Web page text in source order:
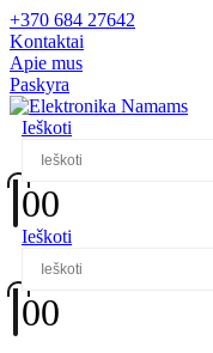
+370 684 27642
Kontaktai
Apie mus
Paskyra
Ieškoti
00
Ieškoti
00